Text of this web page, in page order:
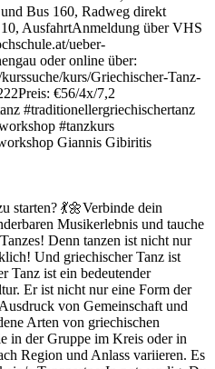
Bus 160, Radweg direkt
AusfahrtAnmeldung über VHS
ueber-
oder online über:
kurs/Griechischer-Tanz-
€56/4x/7,2
#traditionellergriechischertanz
#tanzkurs
Giannis Gibiritis